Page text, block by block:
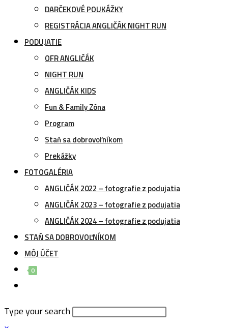
DARČEKOVÉ POUKÁŽKY
REGISTRÁCIA ANGLIČÁK NIGHT RUN
PODUJATIE
OFR ANGLIČÁK
NIGHT RUN
ANGLIČÁK KIDS
Fun & Family Zóna
Program
Staň sa dobrovoľníkom
Prekážky
FOTOGALÉRIA
ANGLIČÁK 2022 – fotografie z podujatia
ANGLIČÁK 2023 – fotografie z podujatia
ANGLIČÁK 2024 – fotografie z podujatia
STAŇ SA DOBROVOĽNÍKOM
MÔJ ÚČET
0
search
Type your search